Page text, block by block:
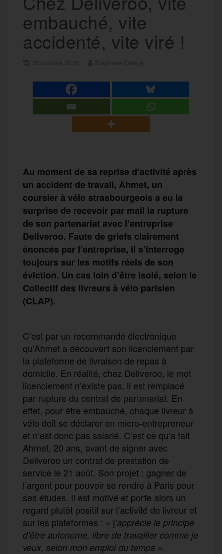
embauché, vite
accidenté, vite viré !
Au moment de sa reprise d’activité après
un accident de travail, Ahmet, un
coursier à vélo strasbourgeois a eu la
surprise de recevoir par mail la rupture
de son partenariat avec l’entreprise
Deliveroo. Faute de griefs clairement
énoncés par l’entreprise, il s’interroge
toujours sur les motifs réels de son
éviction. Un cas loin d’être isolé, selon le
Collectif des livreurs à vélo parisien
(CLAP).
C’est par un recommandé électronique
qu’Ahmet a découvert son licenciement par
la plateforme de livraison de repas à
domicile. En réalité, chez Deliveroo, le mot
licenciement n’existe pas, il est remplacé
par rupture du contrat de partenariat. En
effet, pour être embauché, chaque livreur à
vélo doit se déclarer en micro-entrepreneur
et n’est donc pas salarié. C’est ce qu’a fait
Ahmet, 20 ans, avant de signer avec
Deliveroo un contrat de prestation de
service le 21 août. Son projet : gagner de
l’argent pour pouvoir se rendre à Paris pour
ses études. Il est motivé et porte alors un
regard plutôt positif sur l’activité de livreur et
sur les plateformes : « j’apprécie le principe
d’être autonome, libre de travailler comme je
veux, selon mon emploi du temps ».